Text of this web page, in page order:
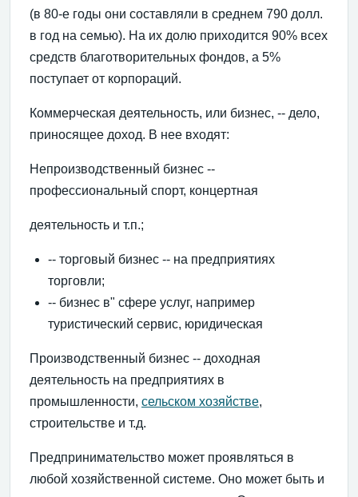
(в 80-е годы они составляли в среднем 790 долл.
в год на семью). На их долю приходится 90% всех
средств благотворительных фондов, а 5%
поступает от корпораций.
Коммерческая деятельность, или бизнес, -- дело,
приносящее доход. В нее входят:
Непроизводственный бизнес --
профессиональный спорт, концертная
деятельность и т.п.;
-- торговый бизнес -- на предприятиях
торговли;
-- бизнес в" сфере услуг, например
туристический сервис, юридическая
Производственный бизнес -- доходная
деятельность на предприятиях в
промышленности, сельском хозяйстве,
строительстве и т.д.
Предпринимательство может проявляться в
любой хозяйственной системе. Оно может быть и